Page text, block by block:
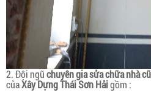
2. Đội ngũchuyên gia sửa chữa nhà cũ
củaXây Dựng Thái Sơn Hảigồm :